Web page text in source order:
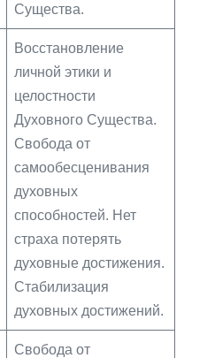
Существа.
Восстановление
личной этики и
целостности
Духовного Существа.
Свобода от
самообесценивания
духовных
способностей. Нет
страха потерять
духовные достижения.
Стабилизация
духовных достижений.
Свобода от